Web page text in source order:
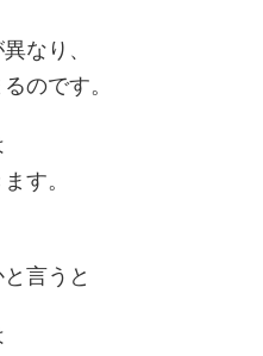
なり、
のです。
す。
言うと